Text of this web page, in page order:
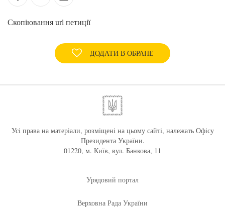
Скопіювання url петиції
ДОДАТИ В ОБРАНЕ
Усі права на матеріали, розміщені на цьому сайті, належать Офісу
Президента України.
01220, м. Київ, вул. Банкова, 11
Урядовий портал
Верховна Рада України